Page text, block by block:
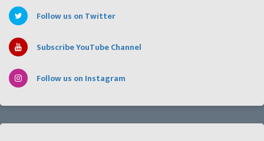
Follow us on Twitter
Subscribe YouTube Channel
Follow us on Instagram